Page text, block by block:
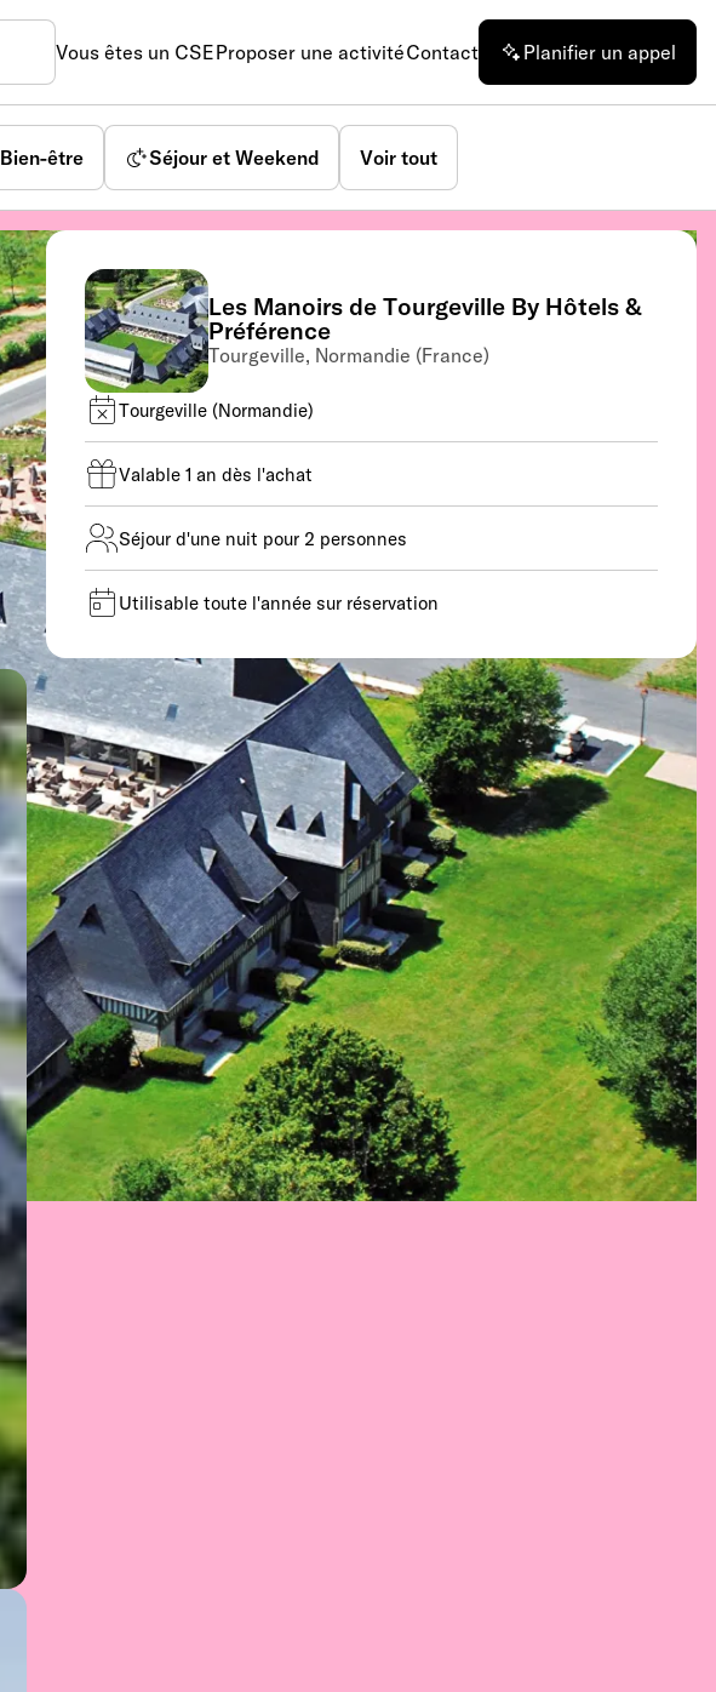
Vous êtes un CSEProposer une activitéContact Planifier un appel
Bien-être Séjour et Weekend Voir tout
Les Manoirs de Tourgeville By Hôtels &
Préférence
Tourgeville, Normandie (France)
Tourgeville (Normandie)
Valable 1 an dès l'achat
Séjour d'une nuit pour 2 personnes
Utilisable toute l'année sur réservation